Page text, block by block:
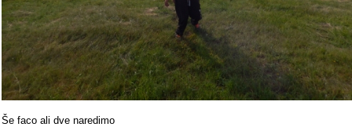
Še faco ali dve naredimo